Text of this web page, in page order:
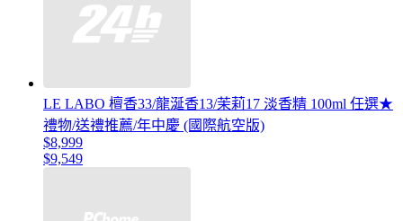
LE LABO 檀香33/龍涎香13/茉莉17 淡香精 100ml 任選★
禮物/送禮推薦/年中慶 (國際航空版)
$8,999
$9,549